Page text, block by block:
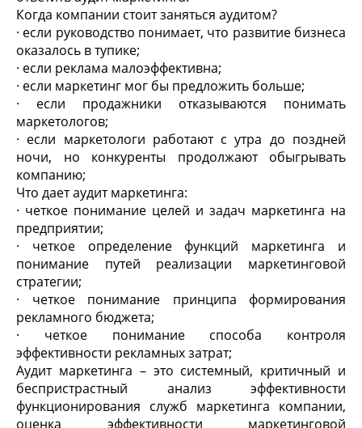
Когда компании стоит заняться аудитом?
· если руководство понимает, что развитие бизнеса
оказалось в тупике;
· если реклама малоэффективна;
· если маркетинг мог бы предложить больше;
· если продажники отказываются понимать
маркетологов;
· если маркетологи работают с утра до поздней
ночи, но конкуренты продолжают обыгрывать
компанию;
Что дает аудит маркетинга:
· четкое понимание целей и задач маркетинга на
предприятии;
· четкое определение функций маркетинга и
понимание путей реализации маркетинговой
стратегии;
· четкое понимание принципа формирования
рекламного бюджета;
· четкое понимание способа контроля
эффективности рекламных затрат;
Аудит маркетинга – это системный, критичный и
беспристрастный анализ эффективности
функционирования служб маркетинга компании,
оценка эффективности маркетинговой